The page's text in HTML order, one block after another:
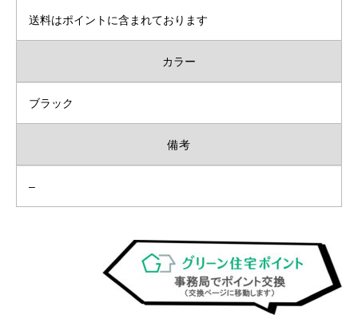
送料はポイントに含まれております
カラー
ブラック
備考
–